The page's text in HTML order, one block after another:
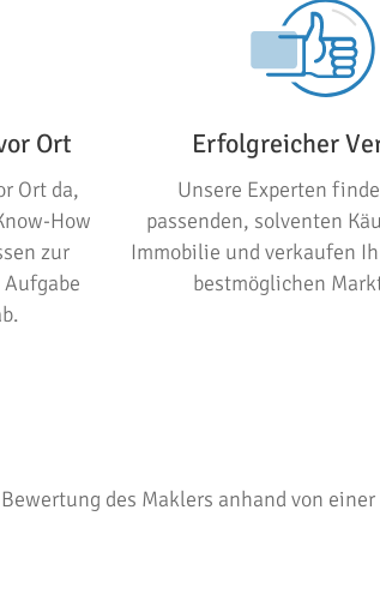
Ort
Ort da,
How
zur
Erfolgreicher
Unsere Experten
passenden, solventen
Immobilie und verkaufen
bestmöglichen
des Maklers anhand von